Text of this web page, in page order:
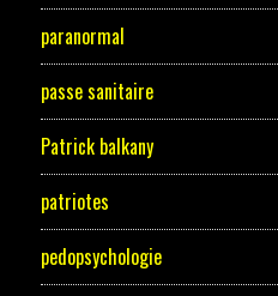
paranormal
passe sanitaire
Patrick balkany
patriotes
pedopsychologie